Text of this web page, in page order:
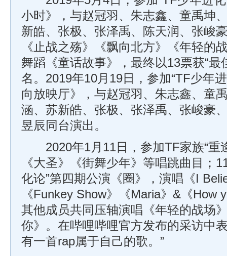
小时》，与赵冠羽、朱志鑫、童禹坤
新皓、张极、张泽禹、陈天润、张峻
《止战之殇》《飘向北方》《年轻的
舞蹈《童话故事》，最终以13票获“最
名。2019年10月19日，参加“TF少年
向放映厅》，与赵冠羽、朱志鑫、童
涵、苏新皓、张极、张泽禹、张峻豪
昱辰同台演出。
2020年1月11日，参加TF家族“重
《大圣》《街舞少年》等唱跳曲目；
化论”第四期公演《圈》，演唱《I
《Funkey Show》《Maria》&《How
其他成员共同压轴演唱《年轻的战场
你》。在哔哩哔哩官方发布的采访中
有一首rap属于自己的歌。”